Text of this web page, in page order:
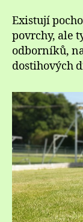
Existují
povrchy, ale
odborníků,
dostihových